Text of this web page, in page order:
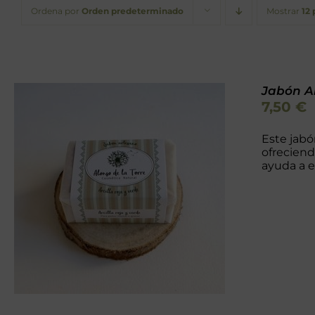
Ordena por Orden predeterminado Mostrar 12
Valorado
5.00
AÑADIR AL CARRITO
Jabón
7,50 €
Este
ayuda a